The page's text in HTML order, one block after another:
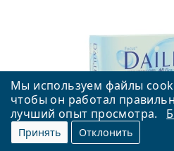
Мы используем файлы
чтобы он работал
лучший опыт просмотра.
Принять Отклонить
Focus DAILIES All Day